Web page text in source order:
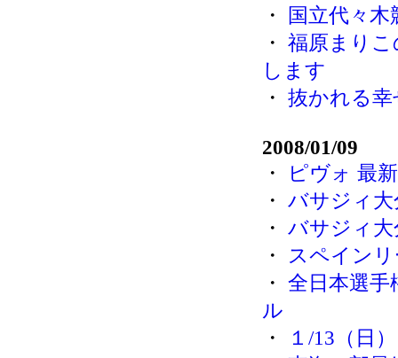
・ 国立代々
・ 福原まり
します
・ 抜かれる
2008/01/09
・
ピヴォ 最
・ バサジィ
・ バサジィ
・
スペイン
・ 全日本選手
ル
・
１/13（日